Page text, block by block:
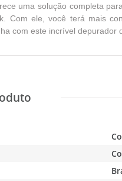
uma solução completa
Com ele, você terá mais
com este incrível depurador